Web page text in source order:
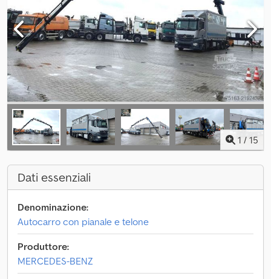
1 / 15
Dati essenziali
Denominazione:
Autocarro con pianale e telone
Produttore:
MERCEDES-BENZ